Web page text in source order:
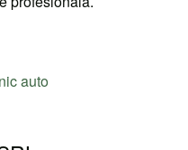
auto